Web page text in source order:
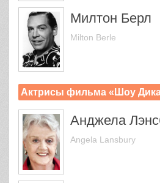
Милтон Берл
Milton Berle
Актрисы фильма «Шоу Дика
Анджела
Angela Lansbury